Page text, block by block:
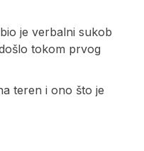
je verbalni sukob
tokom prvog
teren i ono što je